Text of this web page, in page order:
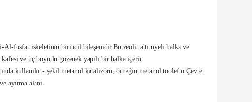
Al-fosfat iskeletinin birincil bileşenidir.Bu zeolit ​​altı üyeli halka ve
ve üç boyutlu gözenek yapılı bir halka içerir.
kullanılır - şekil metanol katalizörü, örneğin metanol toolefin Çevre
ayırma alanı.